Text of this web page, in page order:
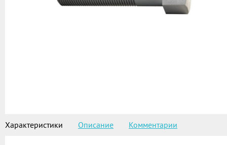
Характеристики Описание Комментарии